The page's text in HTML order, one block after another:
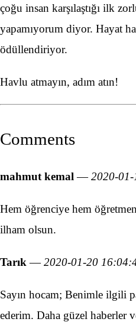
çoğu insan karşılaştığı ilk
yapamıyorum diyor. Hayat
ödüllendiriyor.
Havlu atmayın, adım atın!
Comments
mahmut kemal —2020-
Hem öğrenciye hem
ilham olsun.
Tarık —2020-01-20
Sayın hocam; Benimle ilgili
ederim. Daha güzel haberler